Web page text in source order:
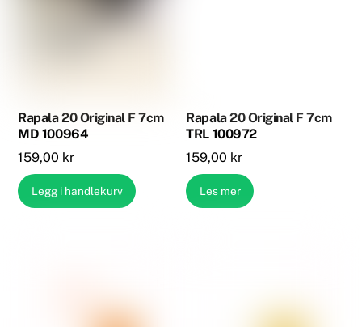
Rapala 20 Original F 7cm
MD 100964
159,00 kr
Legg i handlekurv
Rapala 20 Original F 7cm
TRL 100972
159,00 kr
Les mer